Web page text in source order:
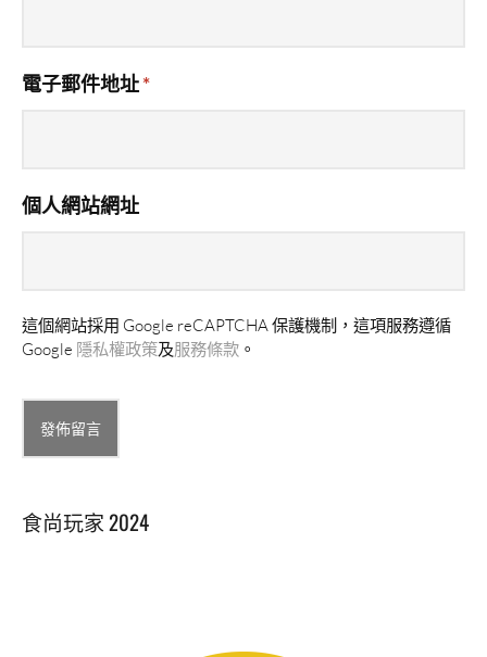
電子郵件地址*
個人網站網址
這個網站採用 Google reCAPTCHA 保護機制，這項服務遵循
Google 隱私權政策及服務條款 。
食尚玩家 2024